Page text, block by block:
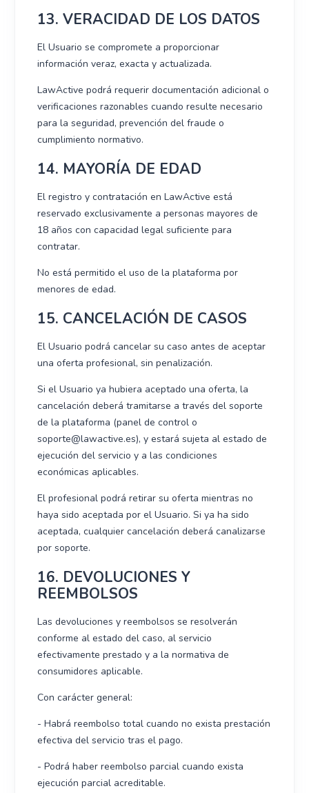
13. VERACIDAD DE LOS DATOS
El Usuario se compromete a proporcionar
información veraz, exacta y actualizada.
LawActive podrá requerir documentación adicional o
verificaciones razonables cuando resulte necesario
para la seguridad, prevención del fraude o
cumplimiento normativo.
14. MAYORÍA DE EDAD
El registro y contratación en LawActive está
reservado exclusivamente a personas mayores de
18 años con capacidad legal suficiente para
contratar.
No está permitido el uso de la plataforma por
menores de edad.
15. CANCELACIÓN DE CASOS
El Usuario podrá cancelar su caso antes de aceptar
una oferta profesional, sin penalización.
Si el Usuario ya hubiera aceptado una oferta, la
cancelación deberá tramitarse a través del soporte
de la plataforma (panel de control o
soporte@lawactive.es), y estará sujeta al estado de
ejecución del servicio y a las condiciones
económicas aplicables.
El profesional podrá retirar su oferta mientras no
haya sido aceptada por el Usuario. Si ya ha sido
aceptada, cualquier cancelación deberá canalizarse
por soporte.
16. DEVOLUCIONES Y
REEMBOLSOS
Las devoluciones y reembolsos se resolverán
conforme al estado del caso, al servicio
efectivamente prestado y a la normativa de
consumidores aplicable.
Con carácter general:
- Habrá reembolso total cuando no exista prestación
efectiva del servicio tras el pago.
- Podrá haber reembolso parcial cuando exista
ejecución parcial acreditable.